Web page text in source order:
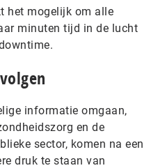
het mogelijk om alle
minuten tijd in de lucht
informatie omgaan,
en de
sector, komen na een
druk te staan van